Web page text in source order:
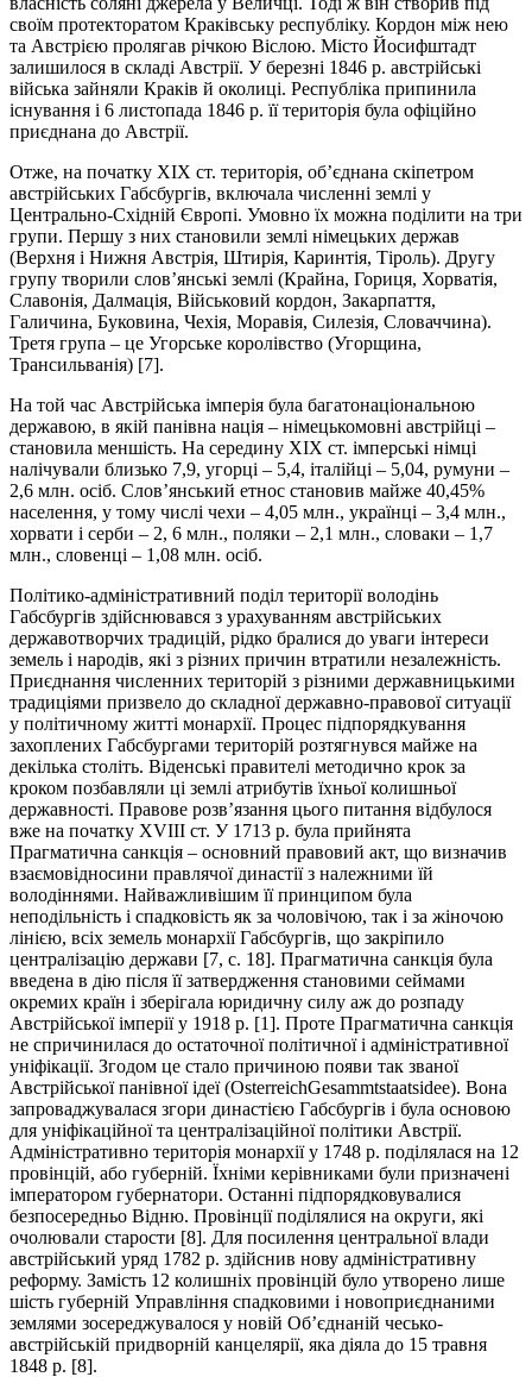
своїм протекторатом Краківську республіку. Кордон між нею
та Австрією пролягав річкою Віслою. Місто Йосифштадт
залишилося в складі Австрії. У березні 1846 р. австрійські
війська зайняли Краків й околиці. Республіка припинила
існування і 6 листопада 1846 р. її територія була офіційно
приєднана до Австрії.
Отже, на початку ХІХ ст. територія, об’єднана скіпетром
австрійських Габсбургів, включала численні землі у
Центрально-Східній Європі. Умовно їх можна поділити на три
групи. Першу з них становили землі німецьких держав
(Верхня і Нижня Австрія, Штирія, Каринтія, Тіроль). Другу
групу творили слов’янські землі (Крайна, Гориця, Хорватія,
Славонія, Далмація, Військовий кордон, Закарпаття,
Галичина, Буковина, Чехія, Моравія, Силезія, Словаччина).
Третя група – це Угорське королівство (Угорщина,
Трансильванія) [7].
На той час Австрійська імперія була багатонаціональною
державою, в якій панівна нація – німецькомовні австрійці –
становила меншість. На середину ХІХ ст. імперські німці
налічували близько 7,9, угорці – 5,4, італійці – 5,04, румуни –
2,6 млн. осіб. Слов’янський етнос становив майже 40,45%
населення, у тому числі чехи – 4,05 млн., українці – 3,4 млн.,
хорвати і серби – 2, 6 млн., поляки – 2,1 млн., словаки – 1,7
млн., словенці – 1,08 млн. осіб.
Політико-адміністративний поділ території володінь
Габсбургів здійснювався з урахуванням австрійських
державотворчих традицій, рідко бралися до уваги інтереси
земель і народів, які з різних причин втратили незалежність.
Приєднання численних територій з різними державницькими
традиціями призвело до складної державно-правової ситуації
у політичному житті монархії. Процес підпорядкування
захоплених Габсбургами територій розтягнувся майже на
декілька століть. Віденські правителі методично крок за
кроком позбавляли ці землі атрибутів їхньої колишньої
державності. Правове розв’язання цього питання відбулося
вже на початку ХVІІІ ст. У 1713 р. була прийнята
Прагматична санкція – основний правовий акт, що визначив
взаємовідносини правлячої династії з належними їй
володіннями. Найважливішим її принципом була
неподільність і спадковість як за чоловічою, так і за жіночою
лінією, всіх земель монархії Габсбургів, що закріпило
централізацію держави [7, с. 18]. Прагматична санкція була
введена в дію після її затвердження становими сеймами
окремих країн і зберігала юридичну силу аж до розпаду
Австрійської імперії у 1918 р. [1]. Проте Прагматична санкція
не спричинилася до остаточної політичної і адміністративної
уніфікації. Згодом це стало причиною появи так званої
Австрійської панівної ідеї (OsterreichGesammtstaatsidee). Вона
запроваджувалася згори династією Габсбургів і була основою
для уніфікаційної та централізаційної політики Австрії.
Адміністративно територія монархії у 1748 р. поділялася на 12
провінцій, або губерній. Їхніми керівниками були призначені
імператором губернатори. Останні підпорядковувалися
безпосередньо Відню. Провінції поділялися на округи, які
очолювали старости [8]. Для посилення центральної влади
австрійський уряд 1782 р. здійснив нову адміністративну
реформу. Замість 12 колишніх провінцій було утворено лише
шість губерній Управління спадковими і новоприєднаними
землями зосереджувалося у новій Об’єднаній чесько-
австрійській придворній канцелярії, яка діяла до 15 травня
1848 р. [8].